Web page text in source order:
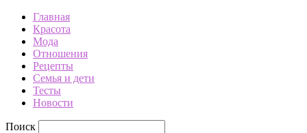
Главная
Красота
Мода
Отношения
Рецепты
Семья и дети
Тесты
Новости
Поиск